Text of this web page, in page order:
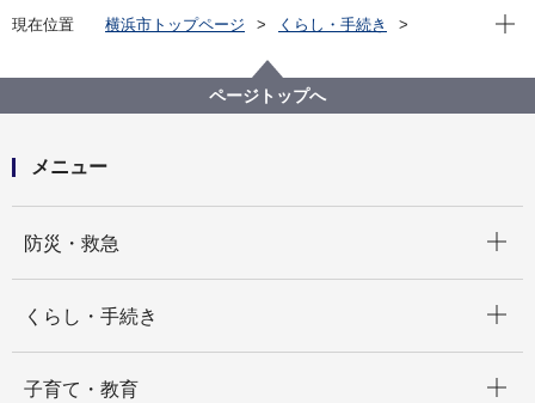
現在位置 横浜市トップページ
くらし・手続き
よこはま夢ファンド
よこはま夢ファンドの活用（助成金、団体登録等）
組織基盤強化助成金について
組織基盤強化助成金
現在
ページトップへ
メニュー
防災・救急
くらし・手続き
子育て・教育